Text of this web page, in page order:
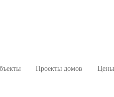
Проекты домов Цены